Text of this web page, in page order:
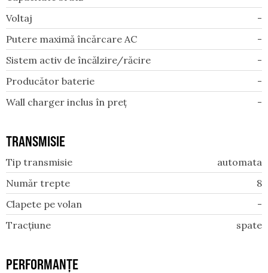
Voltaj
-
Putere maximă încărcare AC
-
Sistem activ de încălzire/răcire
-
Producător baterie
-
Wall charger inclus în preț
-
TRANSMISIE
Tip transmisie
automata
Număr trepte
8
Clapete pe volan
-
Tracțiune
spate
PERFORMANȚE